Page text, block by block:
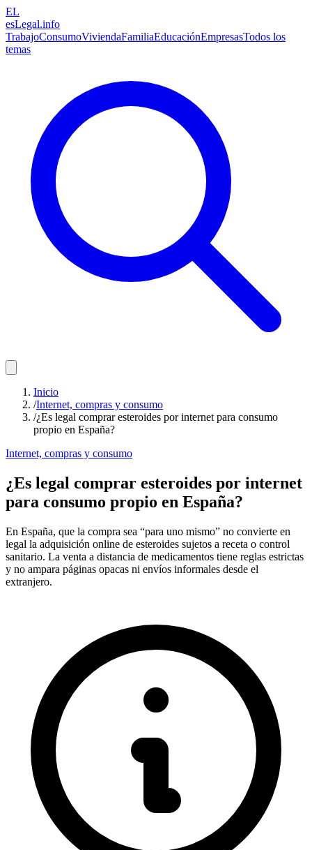
EL
esLegal.info
TrabajoConsumoViviendaFamiliaEducaciónEmpresasTodos los
temas
Inicio
/Internet, compras y consumo
/¿Es legal comprar esteroides por internet para consumo
propio en España?
Internet, compras y consumo
¿Es legal comprar esteroides por internet
para consumo propio en España?
En España, que la compra sea “para uno mismo” no convierte en
legal la adquisición online de esteroides sujetos a receta o control
sanitario. La venta a distancia de medicamentos tiene reglas estrictas
y no ampara páginas opacas ni envíos informales desde el
extranjero.